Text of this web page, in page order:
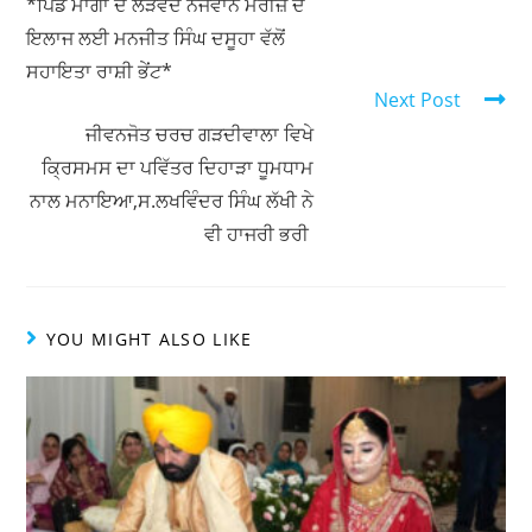
A
p
p
b
o
o
k
ਇਲਾਜ ਲਈ ਮਨਜੀਤ ਸਿੰਘ ਦਸੂਹਾ ਵੱਲੋਂ
ਸਹਾਇਤਾ ਰਾਸ਼ੀ ਭੇਂਟ*
Next Post
ਜੀਵਨਜੋਤ ਚਰਚ ਗੜਦੀਵਾਲਾ ਵਿਖੇ
ਕ੍ਰਿਸਮਸ ਦਾ ਪਵਿੱਤਰ ਦਿਹਾੜਾ ਧੂਮਧਾਮ
ਨਾਲ ਮਨਾਇਆ,ਸ.ਲਖਵਿੰਦਰ ਸਿੰਘ ਲੱਖੀ ਨੇ
ਵੀ ਹਾਜਰੀ ਭਰੀ
YOU MIGHT ALSO LIKE